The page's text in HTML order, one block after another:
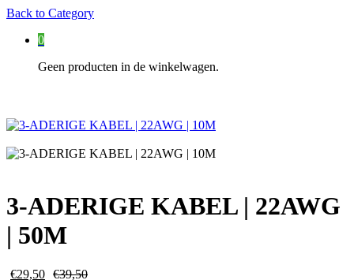
Back to Category
0
Geen producten in de winkelwagen.
3-ADERIGE KABEL | 22AWG
| 50M
€29,50 €39,50